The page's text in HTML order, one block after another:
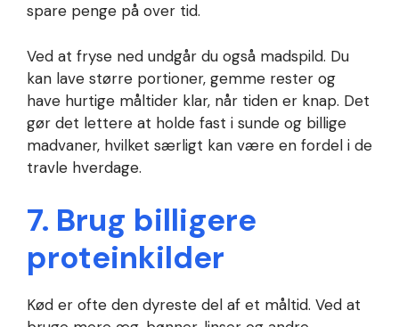
spare penge på over tid.
Ved at fryse ned undgår du også madspild. Du
kan lave større portioner, gemme rester og
have hurtige måltider klar, når tiden er knap. Det
gør det lettere at holde fast i sunde og billige
madvaner, hvilket særligt kan være en fordel i de
travle hverdage.
7. Brug billigere
proteinkilder
Kød er ofte den dyreste del af et måltid. Ved at